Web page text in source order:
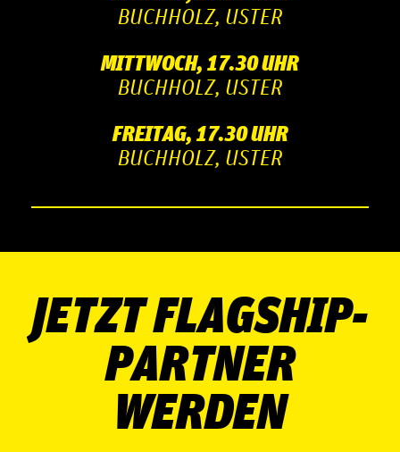
BUCHHOLZ, USTER
MITTWOCH, 17.30 UHR
BUCHHOLZ, USTER
FREITAG, 17.30 UHR
BUCHHOLZ, USTER
JETZT FLAGSHIP-
PARTNER
WERDEN